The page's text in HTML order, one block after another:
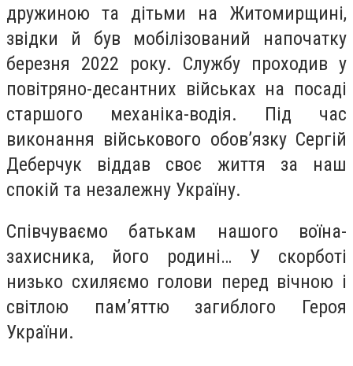
дружиною та дітьми на Житомирщині,
звідки й був мобілізований напочатку
березня 2022 року. Службу проходив у
повітряно-десантних військах на посаді
старшого механіка-водія. Під час
виконання військового обов’язку Сергій
Деберчук віддав своє життя за наш
спокій та незалежну Україну.
Співчуваємо батькам нашого воїна-
захисника, його родині… У скорботі
низько схиляємо голови перед вічною і
світлою пам’яттю загиблого Героя
України.